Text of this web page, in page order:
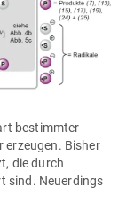
bestimmter
erzeugen. Bisher
die durch
sind. Neuerdings